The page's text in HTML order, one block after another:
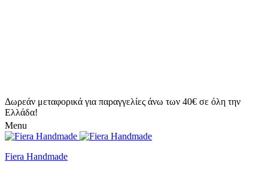
Δωρεάν μεταφορικά για παραγγελίες άνω των 40€ σε όλη την
Ελλάδα!
Menu
Fiera Handmade